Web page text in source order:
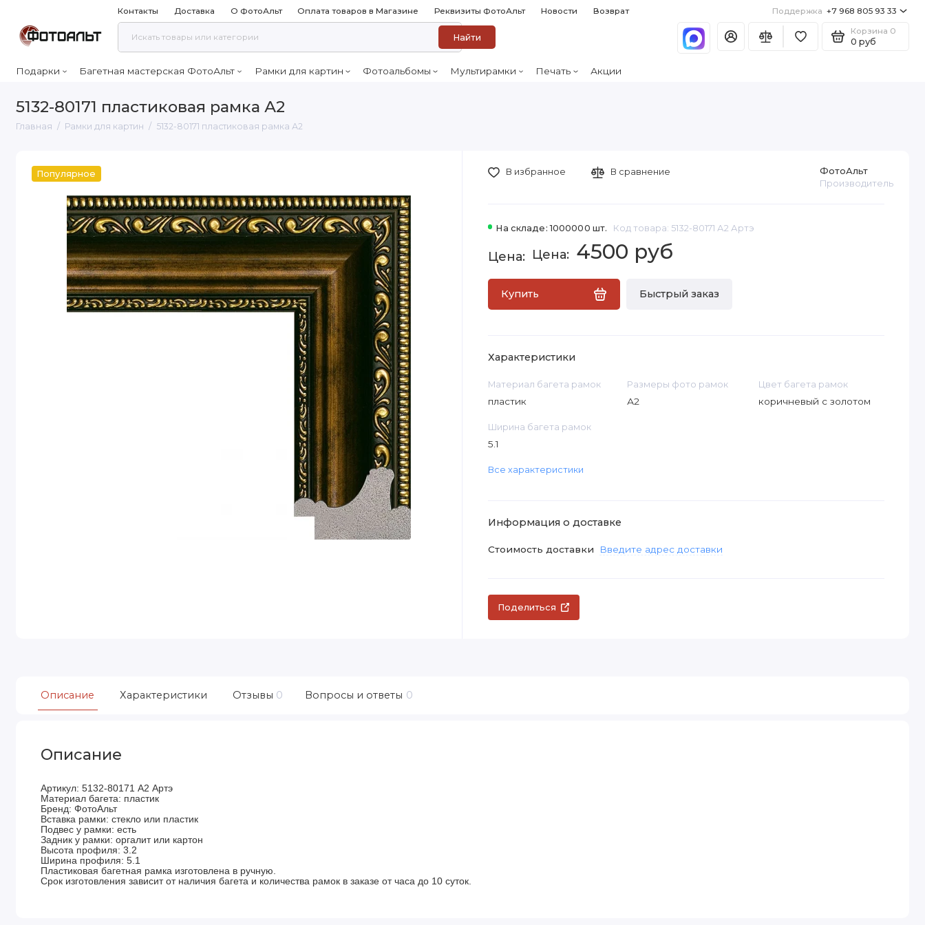
Контакты Доставка О ФотоАльт Оплата товаров в Магазине Реквизиты ФотоАльт Новости Возврат Поддержка +7 968 805 93 33
Найти
Корзина 0
0 руб
Подарки Багетная мастерская ФотоАльт Рамки для картин Фотоальбомы Мультирамки Печать Акции
5132-80171 пластиковая рамка А2
Главная Рамки для картин 5132-80171 пластиковая рамка А2
Популярное
На складе: 1000000 шт. Код товара: 5132-80171 А2 Артэ
ФотоАльт
Производитель
4500 руб
Купить Быстрый заказ
В избранное В сравнение
Характеристики
Материал багета рамок
пластик
Размеры фото рамок
А2
Цвет багета рамок
коричневый с золотом
Ширина багета рамок
5.1
Все характеристики
Информация о доставке
Стоимость доставки Введите адрес доставки
Поделиться
Описание Характеристики Отзывы 0 Вопросы и ответы 0
Описание
Артикул: 5132-80171 А2 Артэ
Материал багета: пластик
Бренд: ФотоАльт
Вставка рамки: стекло или пластик
Подвес у рамки: есть
Задник у рамки: оргалит или картон
Высота профиля: 3.2
Ширина профиля: 5.1
Пластиковая багетная рамка изготовлена в ручную.
Срок изготовления зависит от наличия багета и количества рамок в заказе от часа до 10 суток.